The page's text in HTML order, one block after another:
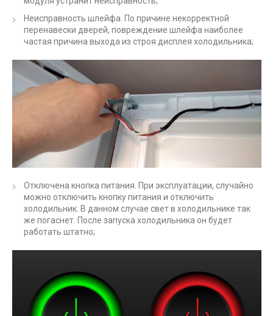
Неисправность шлейфа. По причине некорректной
перенавески дверей, повреждение шлейфа наиболее
частая причина выхода из строя дисплея холодильника;
Отключена кнопка питания. При эксплуатации, случайно
можно отключить кнопку питания и отключить
холодильник. В данном случае свет в холодильнике так
же погаснет. После запуска холодильника он будет
работать штатно;